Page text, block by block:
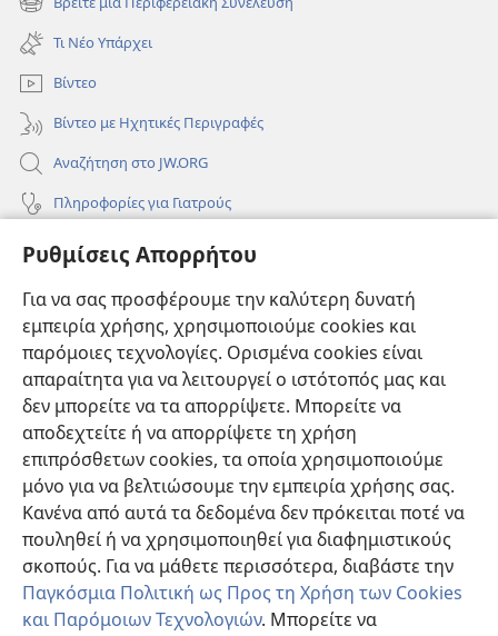
Ρυθμίσεις Απορρήτου
Για να σας προσφέρουμε την καλύτερη δυνατή
εμπειρία χρήσης, χρησιμοποιούμε cookies και
παρόμοιες τεχνολογίες. Ορισμένα cookies είναι
απαραίτητα για να λειτουργεί ο ιστότοπός μας και
δεν μπορείτε να τα απορρίψετε. Μπορείτε να
αποδεχτείτε ή να απορρίψετε τη χρήση
επιπρόσθετων cookies, τα οποία χρησιμοποιούμε
μόνο για να βελτιώσουμε την εμπειρία χρήσης σας.
Κανένα από αυτά τα δεδομένα δεν πρόκειται ποτέ να
πουληθεί ή να χρησιμοποιηθεί για διαφημιστικούς
σκοπούς. Για να μάθετε περισσότερα, διαβάστε την
Παγκόσμια Πολιτική ως Προς τη Χρήση των Cookies
και Παρόμοιων Τεχνολογιών. Μπορείτε να
παράθυρο)
(ανοίγει
νέο
παράθυρο)
Τι Νέο Υπάρχει
Βίντεο
Βίντεο με Ηχητικές Περιγραφές
Αναζήτηση στο JW.ORG
Πληροφορίες για Γιατρούς
Πληροφορίες για Επίσημους Φορείς και ΜΜΕ
Συνεισφορές
(ανοίγει
παράθυρο)ΔΙΑΔΙΚΤΥΑΚΗ ΒΙΒΛΙΟΘΗΚΗ της Σκοπιάς™
(ανοίγει
νέο
παράθυρο)
JW Hub
(ανοίγει
νέο
παράθυρο)JW Library®
Βιβλιοθήκη της Σκοπιάς